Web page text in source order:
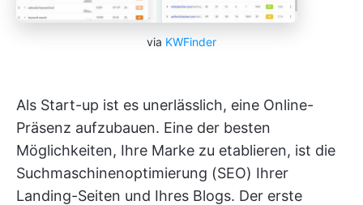
via KWFinder
Als Start-up ist es unerlässlich, eine Online-
Präsenz aufzubauen. Eine der besten
Möglichkeiten, Ihre Marke zu etablieren, ist die
Suchmaschinenoptimierung (SEO) Ihrer
Landing-Seiten und Ihres Blogs. Der erste